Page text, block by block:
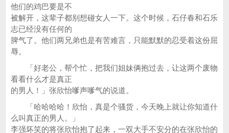
他们的鸡巴要是不
被解开，这辈子都别想碰女人一下。这个时候，石仔春和石乐
志已经没有任何的
脾气了。他们两兄弟也是有苦难言，只能默默的忍受着这份屈
辱。
「好老公，帮个忙，把我们姐妹俩抱过去，让这两个废物
看看什么才是真正
的男人！」张欣怡嗲声嗲气的说道。
「哈哈哈哈！欣怡，真是个骚货，今天晚上就让你知道什
么叫真正的男人。」
李强坏笑的将张欣怡抱了起来，一双大手不安分的在张欣怡的